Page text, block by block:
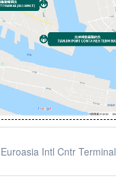
分析报告
码头集锦
Intl Cntr Terminal